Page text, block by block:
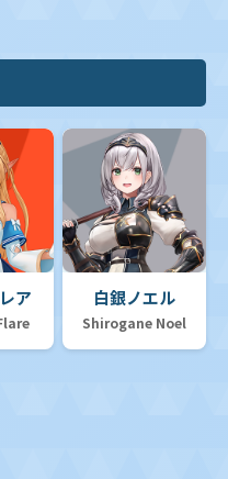
ア 白銀ノエル
Shirogane Noel